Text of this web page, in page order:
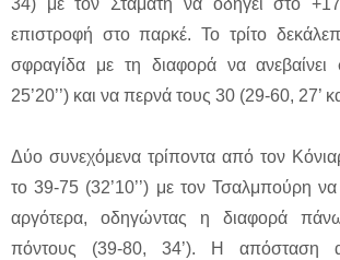
34) με τον Σταμάτη να οδηγεί στο
επιστροφή στο παρκέ. Το τρίτο
σφραγίδα με τη διαφορά να
25’20’’) και να περνά τους 30 (29-60, 27’
Δύο συνεχόμενα τρίποντα από τον
το 39-75 (32’10’’) με τον Τσαλμπούρη να
αργότερα, οδηγώντας η διαφορά
πόντους (39-80, 34’). Η απόσταση